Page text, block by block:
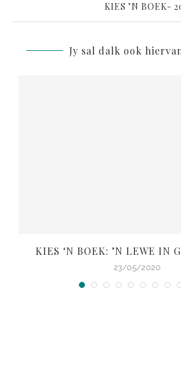
KIES ’N BOEK-
Jy sal dalk ook
KIES ‘N BOEK: ’N LEWE IN
23/05/2020